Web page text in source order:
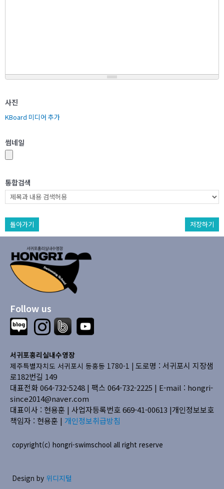
사진
KBoard 미디어 추가
썸네일
통합검색
돌아가기 저장하기
Follow us
서귀포홍리실내수영장
제주특별자치도 서귀포시 동홍동 1780-1 | 도로명 : 서귀포시 지장샘
로182번길 149
대표전화 064-732-5248 | 팩스 064-732-2225 | E-mail : hongri-
since2014@naver.com
대표이사 : 현용훈 | 사업자등록번호 669-41-00613 |개인정보보호
책임자 : 현용훈 | 개인정보취급방침
copyright(c) hongri-swimschool all right reserve
Design by 위디지털